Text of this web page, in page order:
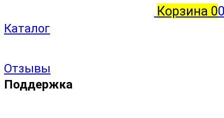
Корзина 0
Каталог
Отзывы
Поддержка